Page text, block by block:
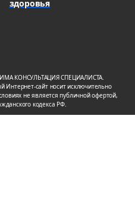
здоровья
КОНСУЛЬТАЦИЯ СПЕЦИАЛИСТА.
сайт носит исключительно
не является публичной офертой,
кодекса РФ.